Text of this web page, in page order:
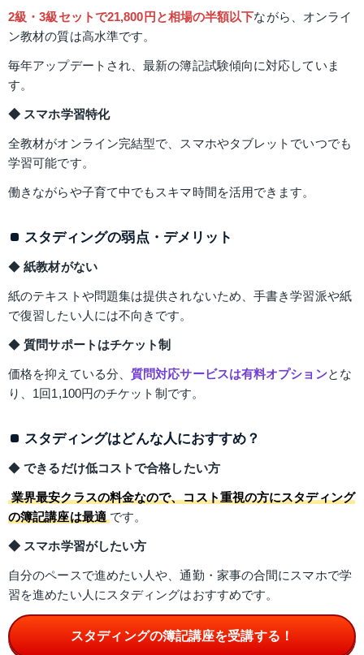
2級・3級セットで21,800円と相場の半額以下ながら、オンライ
ン教材の質は高水準です。
毎年アップデートされ、最新の簿記試験傾向に対応していま
す。
◆ スマホ学習特化
全教材がオンライン完結型で、スマホやタブレットでいつでも
学習可能です。
働きながらや子育て中でもスキマ時間を活用できます。
スタディングの弱点・デメリット
◆ 紙教材がない
紙のテキストや問題集は提供されないため、手書き学習派や紙
で復習したい人には不向きです。
◆ 質問サポートはチケット制
価格を抑えている分、 質問対応サービスは有料オプションとな
り、1回1,100円のチケット制です。
スタディングはどんな人におすすめ？
◆ できるだけ低コストで合格したい方
業界最安クラスの料金なので、コスト重視の方にスタディング
の簿記講座は最適 です。
◆ スマホ学習がしたい方
自分のペースで進めたい人や、通勤・家事の合間にスマホで学
習を進めたい人にスタディングはおすすめです。
スタディングの簿記講座を受講する！